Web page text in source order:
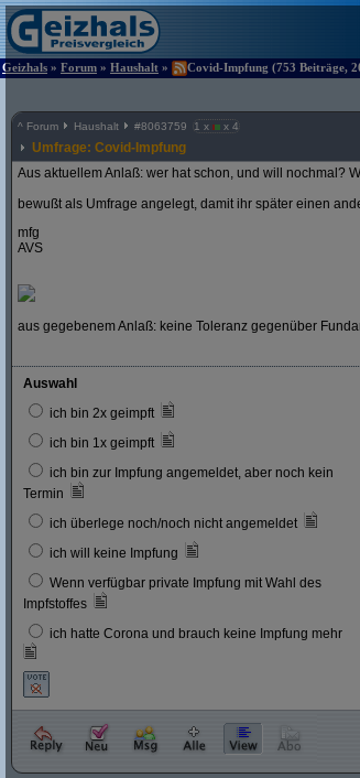
Geizhals » Forum » Haushalt » Covid-Impfung (753 Beiträge,
^ Forum Haushalt #8063759 1 x x 4
Umfrage: Covid-Impfung
Aus aktuellem Anlaß: wer hat schon, und will nochmal?
bewußt als Umfrage angelegt, damit ihr später einen
mfg
AVS
aus gegebenem Anlaß: keine Toleranz gegenüber
Auswahl
ich bin 2x geimpft
ich bin 1x geimpft
ich bin zur Impfung angemeldet, aber noch kein
Termin
ich überlege noch/noch nicht angemeldet
ich will keine Impfung
Wenn verfügbar private Impfung mit Wahl des
Impfstoffes
ich hatte Corona und brauch keine Impfung mehr